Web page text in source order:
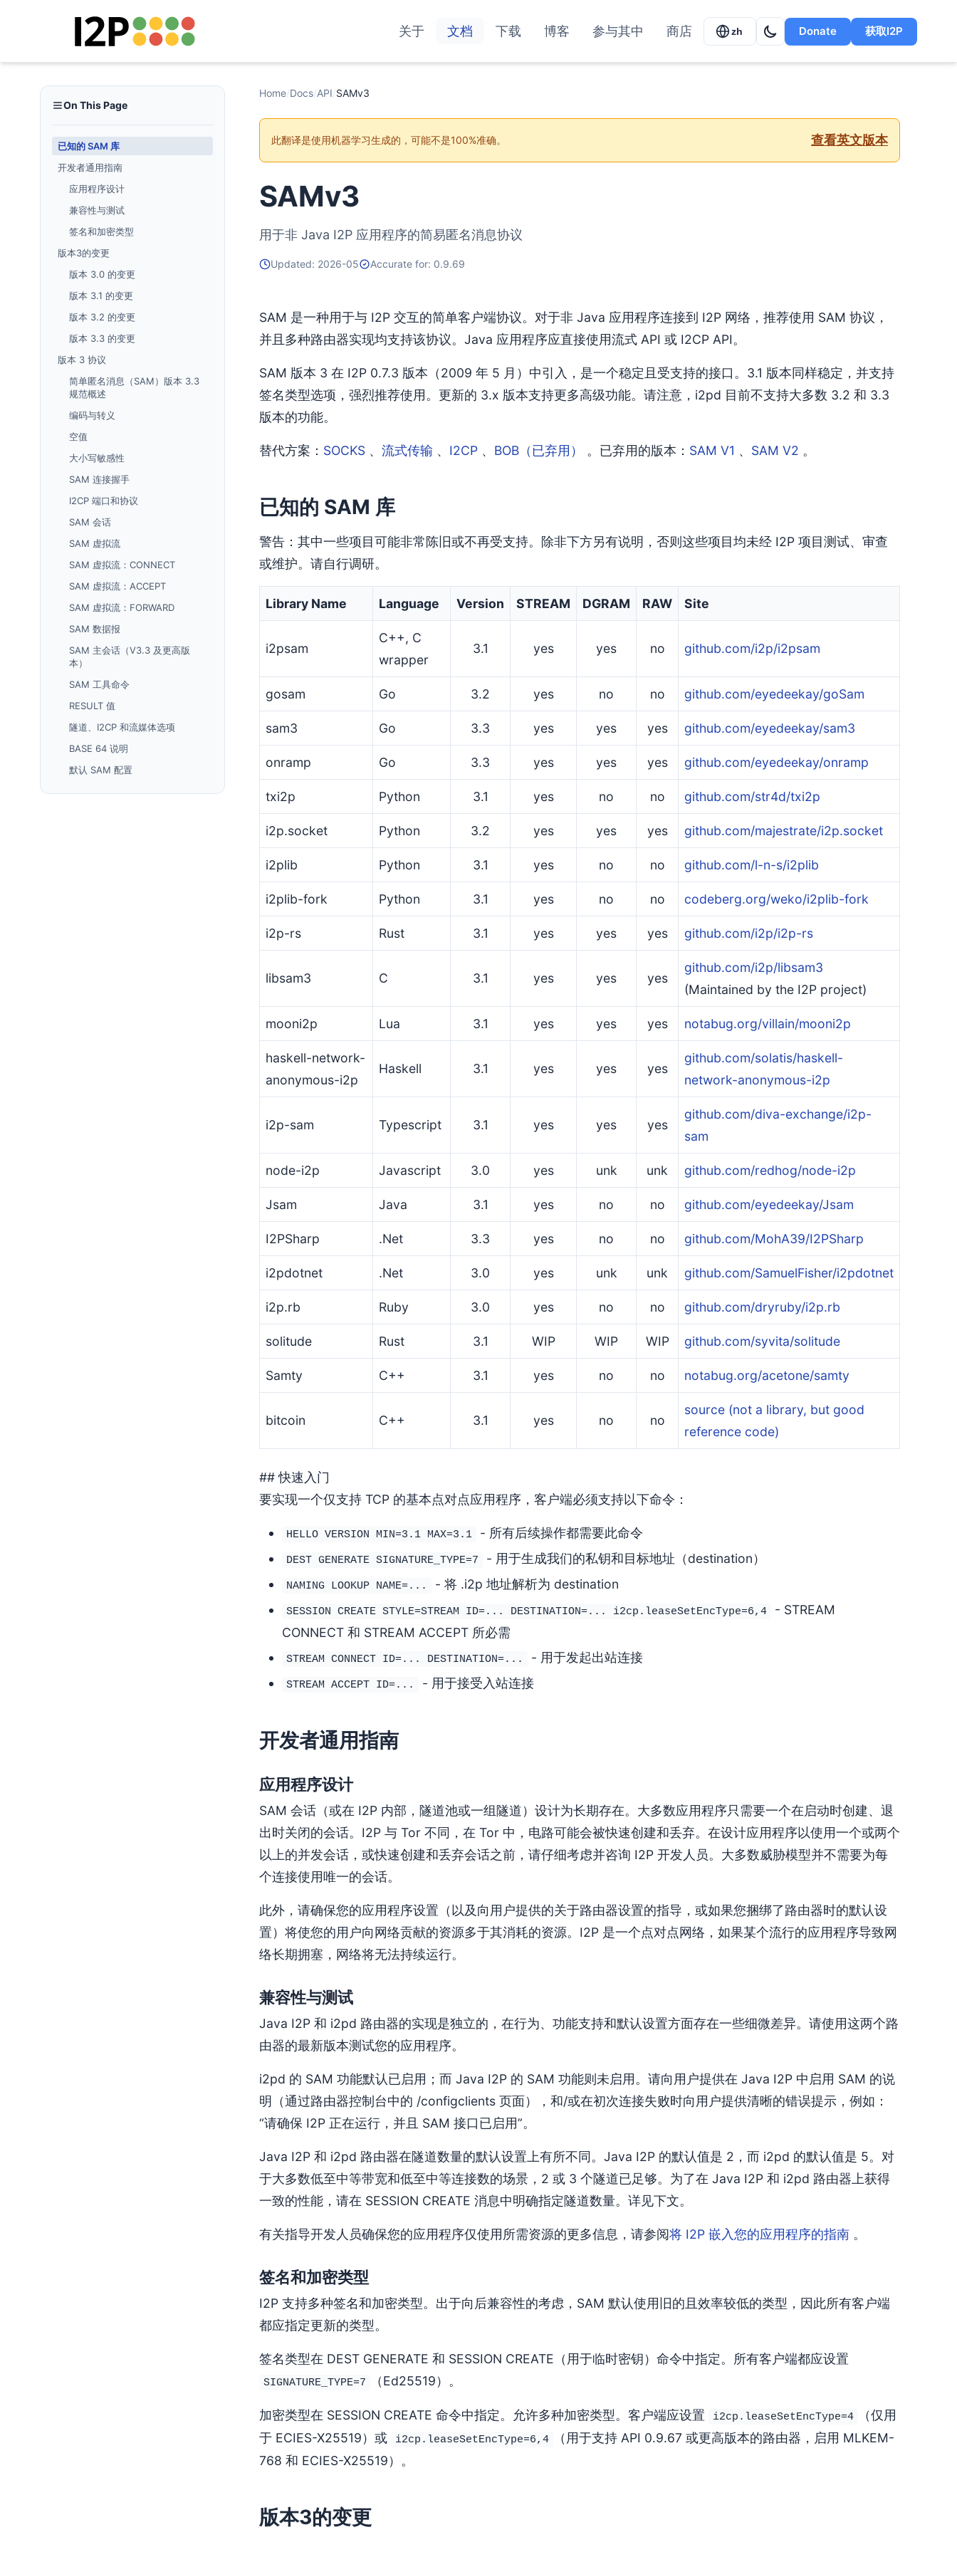
关于 文档 下载 博客 参与其中 商店 zh Donate 获取I2P
On This Page
已知的 SAM 库
开发者通用指南
应用程序设计
兼容性与测试
签名和加密类型
版本3的变更
版本 3.0 的变更
版本 3.1 的变更
版本 3.2 的变更
版本 3.3 的变更
版本 3 协议
简单匿名消息（SAM）版本 3.3
规范概述
编码与转义
空值
大小写敏感性
SAM 连接握手
I2CP 端口和协议
SAM 会话
SAM 虚拟流
SAM 虚拟流：CONNECT
SAM 虚拟流：ACCEPT
SAM 虚拟流：FORWARD
SAM 数据报
SAM 主会话（V3.3 及更高版
本）
SAM 工具命令
RESULT 值
隧道、I2CP 和流媒体选项
BASE 64 说明
默认 SAM 配置
Home/Docs/API/SAMv3
此翻译是使用机器学习生成的，可能不是100%准确。 查看英文版本
SAMv3
用于非 Java I2P 应用程序的简易匿名消息协议
Updated: 2026-05 Accurate for: 0.9.69
SAM 是一种用于与 I2P 交互的简单客户端协议。对于非 Java 应用程序连接到 I2P 网络，推荐使用 SAM 协议，
并且多种路由器实现均支持该协议。Java 应用程序应直接使用流式 API 或 I2CP API。
SAM 版本 3 在 I2P 0.7.3 版本（2009 年 5 月）中引入，是一个稳定且受支持的接口。3.1 版本同样稳定，并支持
签名类型选项，强烈推荐使用。更新的 3.x 版本支持更多高级功能。请注意，i2pd 目前不支持大多数 3.2 和 3.3
版本的功能。
替代方案： SOCKS 、 流式传输 、 I2CP 、 BOB（已弃用） 。已弃用的版本： SAM V1 、 SAM V2 。
已知的 SAM 库
警告：其中一些项目可能非常陈旧或不再受支持。除非下方另有说明，否则这些项目均未经 I2P 项目测试、审查
或维护。请自行调研。
Library Name Language Version STREAM DGRAM RAW Site
i2psam
C++, C
wrapper
3.1 yes yes no github.com/i2p/i2psam
gosam Go 3.2 yes no no github.com/eyedeekay/goSam
sam3 Go 3.3 yes yes yes github.com/eyedeekay/sam3
onramp Go 3.3 yes yes yes github.com/eyedeekay/onramp
txi2p Python 3.1 yes no no github.com/str4d/txi2p
i2p.socket Python 3.2 yes yes yes github.com/majestrate/i2p.socket
i2plib Python 3.1 yes no no github.com/l-n-s/i2plib
i2plib-fork Python 3.1 yes no no codeberg.org/weko/i2plib-fork
i2p-rs Rust 3.1 yes yes yes github.com/i2p/i2p-rs
libsam3 C 3.1 yes yes yes
github.com/i2p/libsam3
(Maintained by the I2P project)
mooni2p Lua 3.1 yes yes yes notabug.org/villain/mooni2p
haskell-network-
anonymous-i2p
Haskell 3.1 yes yes yes
github.com/solatis/haskell-
network-anonymous-i2p
i2p-sam Typescript 3.1 yes yes yes
github.com/diva-exchange/i2p-
sam
node-i2p Javascript 3.0 yes unk unk github.com/redhog/node-i2p
Jsam Java 3.1 yes no no github.com/eyedeekay/Jsam
I2PSharp .Net 3.3 yes no no github.com/MohA39/I2PSharp
i2pdotnet .Net 3.0 yes unk unk github.com/SamuelFisher/i2pdotnet
i2p.rb Ruby 3.0 yes no no github.com/dryruby/i2p.rb
solitude Rust 3.1 WIP WIP WIP github.com/syvita/solitude
Samty C++ 3.1 yes no no notabug.org/acetone/samty
bitcoin C++ 3.1 yes no no
source (not a library, but good
reference code)
## 快速入门
要实现一个仅支持 TCP 的基本点对点应用程序，客户端必须支持以下命令：
HELLO VERSION MIN=3.1 MAX=3.1 - 所有后续操作都需要此命令
DEST GENERATE SIGNATURE_TYPE=7 - 用于生成我们的私钥和目标地址（destination）
NAMING LOOKUP NAME=... - 将 .i2p 地址解析为 destination
SESSION CREATE STYLE=STREAM ID=... DESTINATION=... i2cp.leaseSetEncType=6,4
- STREAM
CONNECT 和 STREAM ACCEPT 所必需
STREAM CONNECT ID=... DESTINATION=... - 用于发起出站连接
STREAM ACCEPT ID=... - 用于接受入站连接
开发者通用指南
应用程序设计
SAM 会话（或在 I2P 内部，隧道池或一组隧道）设计为长期存在。大多数应用程序只需要一个在启动时创建、退
出时关闭的会话。I2P 与 Tor 不同，在 Tor 中，电路可能会被快速创建和丢弃。在设计应用程序以使用一个或两个
以上的并发会话，或快速创建和丢弃会话之前，请仔细考虑并咨询 I2P 开发人员。大多数威胁模型并不需要为每
个连接使用唯一的会话。
此外，请确保您的应用程序设置（以及向用户提供的关于路由器设置的指导，或如果您捆绑了路由器时的默认设
置）将使您的用户向网络贡献的资源多于其消耗的资源。I2P 是一个点对点网络，如果某个流行的应用程序导致网
络长期拥塞，网络将无法持续运行。
兼容性与测试
Java I2P 和 i2pd 路由器的实现是独立的，在行为、功能支持和默认设置方面存在一些细微差异。请使用这两个路
由器的最新版本测试您的应用程序。
i2pd 的 SAM 功能默认已启用；而 Java I2P 的 SAM 功能则未启用。请向用户提供在 Java I2P 中启用 SAM 的说
明（通过路由器控制台中的 /configclients 页面），和/或在初次连接失败时向用户提供清晰的错误提示，例如：
“请确保 I2P 正在运行，并且 SAM 接口已启用”。
Java I2P 和 i2pd 路由器在隧道数量的默认设置上有所不同。Java I2P 的默认值是 2，而 i2pd 的默认值是 5。对
于大多数低至中等带宽和低至中等连接数的场景，2 或 3 个隧道已足够。为了在 Java I2P 和 i2pd 路由器上获得
一致的性能，请在 SESSION CREATE 消息中明确指定隧道数量。详见下文。
有关指导开发人员确保您的应用程序仅使用所需资源的更多信息，请参阅将 I2P 嵌入您的应用程序的指南 。
签名和加密类型
I2P 支持多种签名和加密类型。出于向后兼容性的考虑，SAM 默认使用旧的且效率较低的类型，因此所有客户端
都应指定更新的类型。
签名类型在 DEST GENERATE 和 SESSION CREATE（用于临时密钥）命令中指定。所有客户端都应设置
SIGNATURE_TYPE=7 （Ed25519）。
加密类型在 SESSION CREATE 命令中指定。允许多种加密类型。客户端应设置 i2cp.leaseSetEncType=4
（仅用
于 ECIES-X25519）或
i2cp.leaseSetEncType=6,4
（用于支持 API 0.9.67 或更高版本的路由器，启用 MLKEM-
768 和 ECIES-X25519）。
版本3的变更